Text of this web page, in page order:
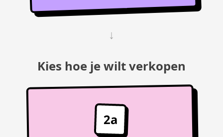
↓
Kies hoe je wilt verkopen
2a